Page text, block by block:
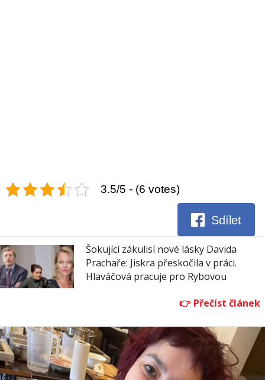
3.5/5 - (6 votes)
Sdílet
Šokující zákulisí nové lásky Davida
Prachaře: Jiskra přeskočila v práci.
Hlaváčová pracuje pro Rybovou